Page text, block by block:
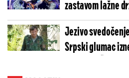
zastavom lažne
Jezivo
Srpski glumac